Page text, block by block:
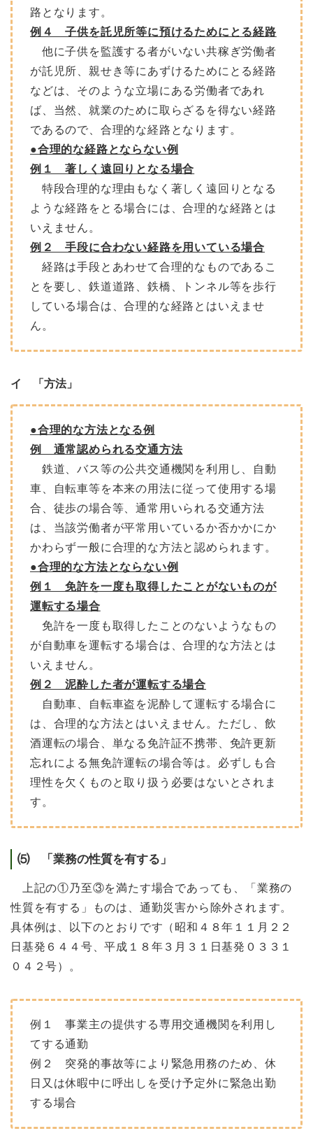
路となります。
例４ 子供を託児所等に預けるためにとる経路
他に子供を監護する者がいない共稼ぎ労働者
が託児所、親せき等にあずけるためにとる経路
などは、そのような立場にある労働者であれ
ば、当然、就業のために取らざるを得ない経路
であるので、合理的な経路となります。
●合理的な経路とならない例
例１ 著しく遠回りとなる場合
特段合理的な理由もなく著しく遠回りとなる
ような経路をとる場合には、合理的な経路とは
いえません。
例２ 手段に合わない経路を用いている場合
経路は手段とあわせて合理的なものであるこ
とを要し、鉄道道路、鉄橋、トンネル等を歩行
している場合は、合理的な経路とはいえませ
ん。
イ 「方法」
●合理的な方法となる例
例 通常認められる交通方法
鉄道、バス等の公共交通機関を利用し、自動
車、自転車等を本来の用法に従って使用する場
合、徒歩の場合等、通常用いられる交通方法
は、当該労働者が平常用いているか否かかにか
かわらず一般に合理的な方法と認められます。
●合理的な方法とならない例
例１ 免許を一度も取得したことがないものが
運転する場合
免許を一度も取得したことのないようなもの
が自動車を運転する場合は、合理的な方法とは
いえません。
例２ 泥酔した者が運転する場合
自動車、自転車盗を泥酔して運転する場合に
は、合理的な方法とはいえません。ただし、飲
酒運転の場合、単なる免許証不携帯、免許更新
忘れによる無免許運転の場合等は。必ずしも合
理性を欠くものと取り扱う必要はないとされま
す。
⑸ 「業務の性質を有する」
上記の①乃至③を満たす場合であっても、「業務の
性質を有する」ものは、通勤災害から除外されます。
具体例は、以下のとおりです（昭和４８年１１月２２
日基発６４４号、平成１８年３月３１日基発０３３１
０４２号）。
例１ 事業主の提供する専用交通機関を利用し
てする通勤
例２ 突発的事故等により緊急用務のため、休
日又は休暇中に呼出しを受け予定外に緊急出勤
する場合